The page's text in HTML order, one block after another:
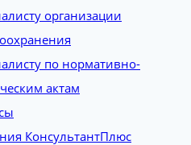
организации
по нормативно-
актам
КонсультантПлюс